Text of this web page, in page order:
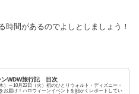
時間があるのでよしとしましょう！
WDW旅行記 目次
）～10月22日（火）初のひとりウォルト・ディズニー・
お届け！ハロウィーンイベントを細かくレポートしてい